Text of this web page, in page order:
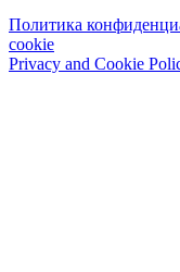
Политика
cookie
Privacy and Cookie